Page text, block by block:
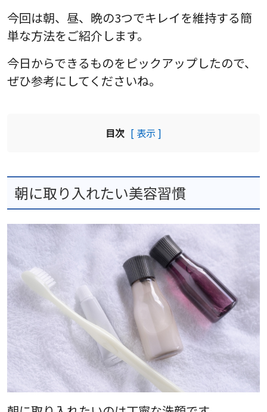
今回は朝、昼、晩の3つでキレイを維持する簡
単な方法をご紹介します。
今日からできるものをピックアップしたので、
ぜひ参考にしてくださいね。
目次 [ 表示 ]
朝に取り入れたい美容習慣